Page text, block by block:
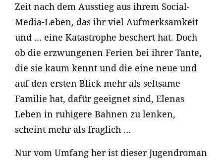
Zeit nach dem Ausstieg aus ihrem Social-
Media-Leben, das ihr viel Aufmerksamkeit
und … eine Katastrophe beschert hat. Doch
ob die erzwungenen Ferien bei ihrer Tante,
die sie kaum kennt und die eine neue und
auf den ersten Blick mehr als seltsame
Familie hat, dafür geeignet sind, Elenas
Leben in ruhigere Bahnen zu lenken,
scheint mehr als fraglich …
Nur vom Umfang her ist dieser Jugendroman